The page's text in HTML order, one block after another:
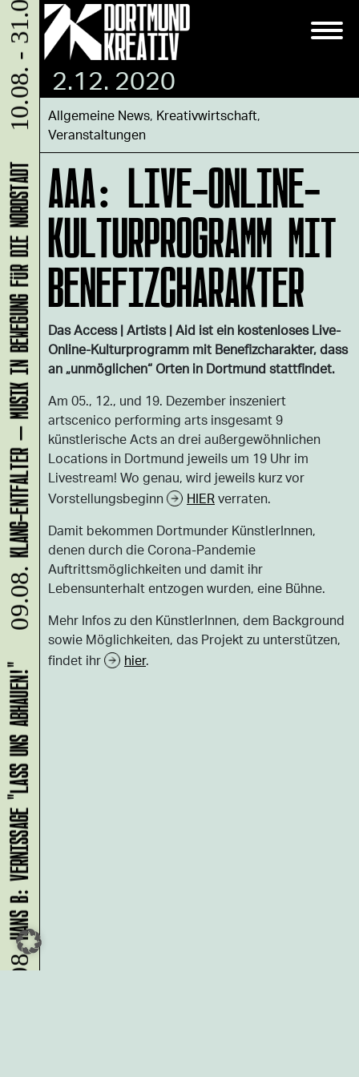
2.12. 2020
Allgemeine News, Kreativwirtschaft,
Veranstaltungen
AAA: LIVE-ONLINE-
KULTURPROGRAMM MIT
BENEFIZCHARAKTER
Das Access | Artists | Aid ist ein kostenloses Live-
Online-Kulturprogramm mit Benefizcharakter, dass
an „unmöglichen“ Orten in Dortmund stattfindet.
Am 05., 12., und 19. Dezember inszeniert
artscenico performing arts insgesamt 9
künstlerische Acts an drei außergewöhnlichen
Locations in Dortmund jeweils um 19 Uhr im
Livestream! Wo genau, wird jeweils kurz vor
Vorstellungsbeginn
HIERverraten.
Damit bekommen Dortmunder KünstlerInnen,
denen durch die Corona-Pandemie
Auftrittsmöglichkeiten und damit ihr
Lebensunterhalt entzogen wurden, eine Bühne.
Mehr Infos zu den KünstlerInnen, dem Background
sowie Möglichkeiten, das Projekt zu unterstützen,
findet ihr
hier.
09.08.
HANS B: VERNISSAGE "LASS UNS ABHAUEN!"
09.08.
KLANG-ENTFALTER – MUSIK IN BEWEGUNG FÜR DIE NORDSTADT
10.08. - 31.08.